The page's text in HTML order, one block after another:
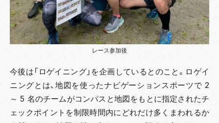
レース参加後
今後は「ロゲイニング」を企画しているとのこと。ロゲイ
ニングとは、地図を使ったナビゲーションスポーツで 2
～ 5 名のチームがコンパスと地図をもとに指定されたチ
ェックポイントを制限時間内にどれだけ多くまわれるか